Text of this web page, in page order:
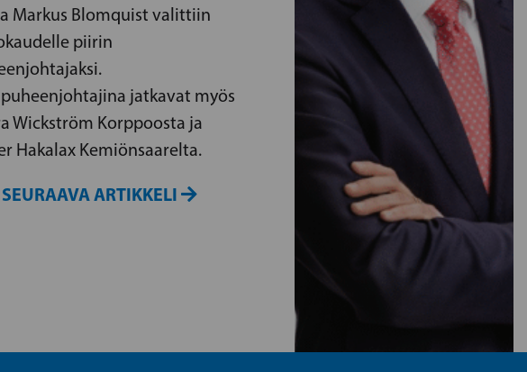
Markus Blomquist valittiin
piirin
jatkavat myös
Wickström Korppoosta ja
Hakalax Kemiönsaarelta.
ARTIKKELI